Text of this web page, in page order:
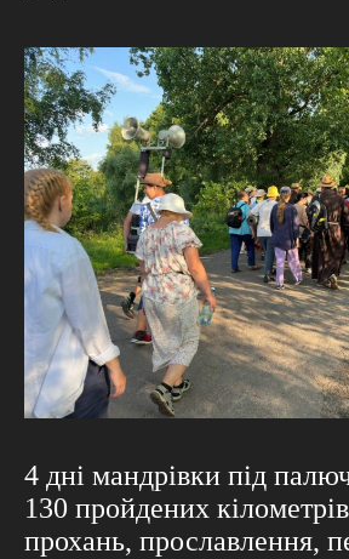
4 дні мандрівки під
130 пройдених
прохань, прославлення,